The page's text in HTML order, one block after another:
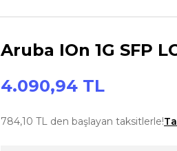
Aruba IOn 1G SFP
4.090,94 TL
784,10 TL den başlayan taksitlerle!